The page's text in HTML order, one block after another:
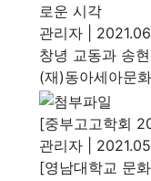
로운 시각
관리자
창녕 교동과 송
(재)동아세아문
[중부고고학회
관리자
[영남대학교 문